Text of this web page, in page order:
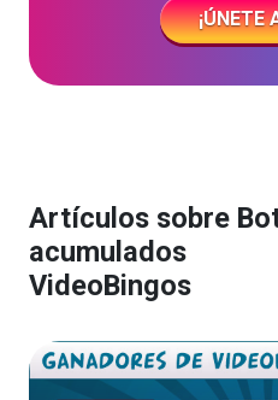
¡ÚNETE
Artículos sobre
acumulados
VideoBingos